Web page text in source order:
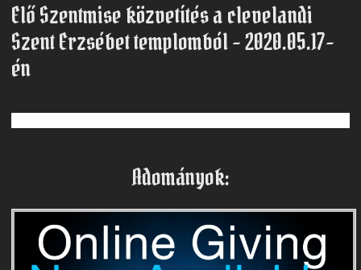
Elő Szentmise közvetítés a clevelandi
Szent Erzsébet templomból – 2020.05.17-
én
Adományok: